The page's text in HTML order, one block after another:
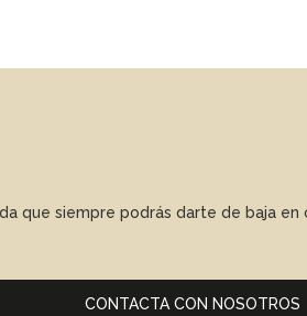
que siempre podrás darte de baja en
CONTACTA CON NOSOTROS